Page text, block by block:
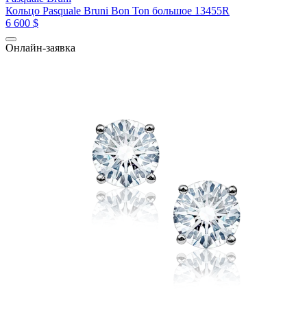
Кольцо Pasquale Bruni Bon Ton большое 13455R
6 600 $
Онлайн-заявка